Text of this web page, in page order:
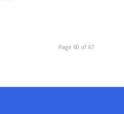
Page 60 of 67